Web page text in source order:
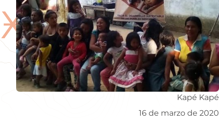
Ӿ
Kapé Kapé
16 de marzo de 2020